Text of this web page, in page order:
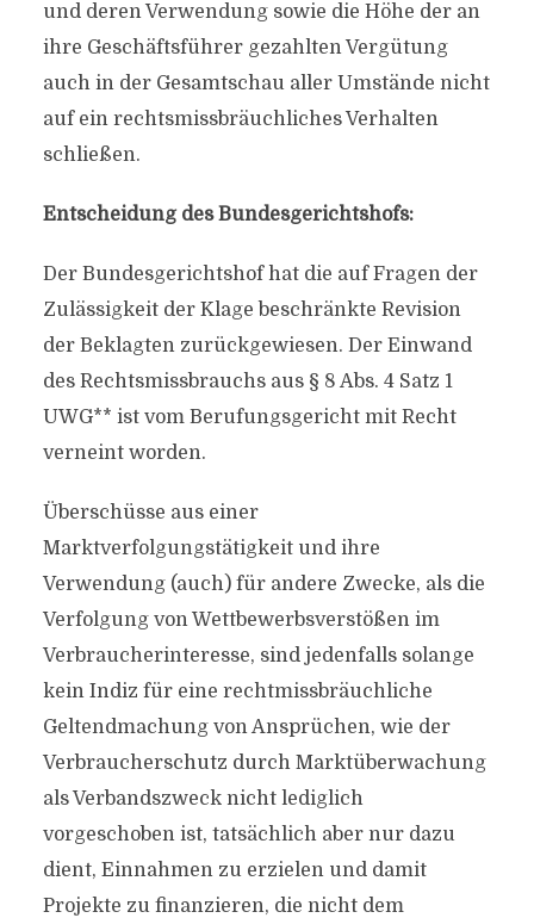
und deren Verwendung sowie die Höhe der an
ihre Geschäftsführer gezahlten Vergütung
auch in der Gesamtschau aller Umstände nicht
auf ein rechtsmissbräuchliches Verhalten
schließen.
Entscheidung des Bundesgerichtshofs:
Der Bundesgerichtshof hat die auf Fragen der
Zulässigkeit der Klage beschränkte Revision
der Beklagten zurückgewiesen. Der Einwand
des Rechtsmissbrauchs aus § 8 Abs. 4 Satz 1
UWG** ist vom Berufungsgericht mit Recht
verneint worden.
Überschüsse aus einer
Marktverfolgungstätigkeit und ihre
Verwendung (auch) für andere Zwecke, als die
Verfolgung von Wettbewerbsverstößen im
Verbraucherinteresse, sind jedenfalls solange
kein Indiz für eine rechtmissbräuchliche
Geltendmachung von Ansprüchen, wie der
Verbraucherschutz durch Marktüberwachung
als Verbandszweck nicht lediglich
vorgeschoben ist, tatsächlich aber nur dazu
dient, Einnahmen zu erzielen und damit
Projekte zu finanzieren, die nicht dem